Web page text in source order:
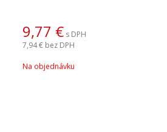
9,77 € s DPH
7,94 € bez DPH
Na objednávku